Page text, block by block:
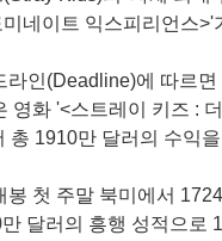
네이트 익스피리언스
라인(Deadline)에 따르
영화 '<스트레이 키즈 :
총 1910만 달러의 수익
봉 첫 주말 북미에서
달러의 흥행 성적으로